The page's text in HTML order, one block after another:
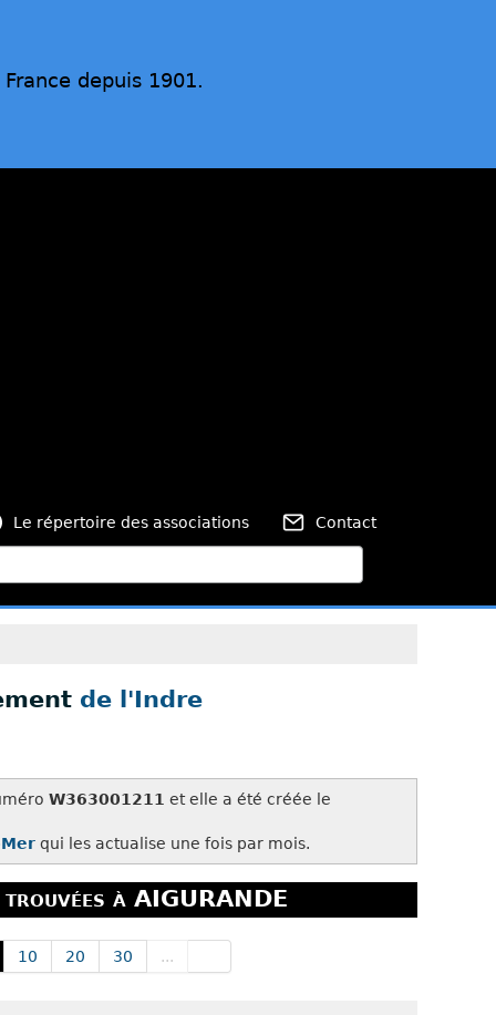
depuis 1901.
Le répertoire des associations Contact
de l'Indre
W363001211 et elle a été créée le
qui les actualise une fois par mois.
à AIGURANDE
10 20 30 ...